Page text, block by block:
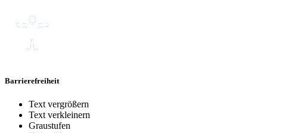
Barrierefreiheit
Text vergrößern
Text verkleinern
Graustufen